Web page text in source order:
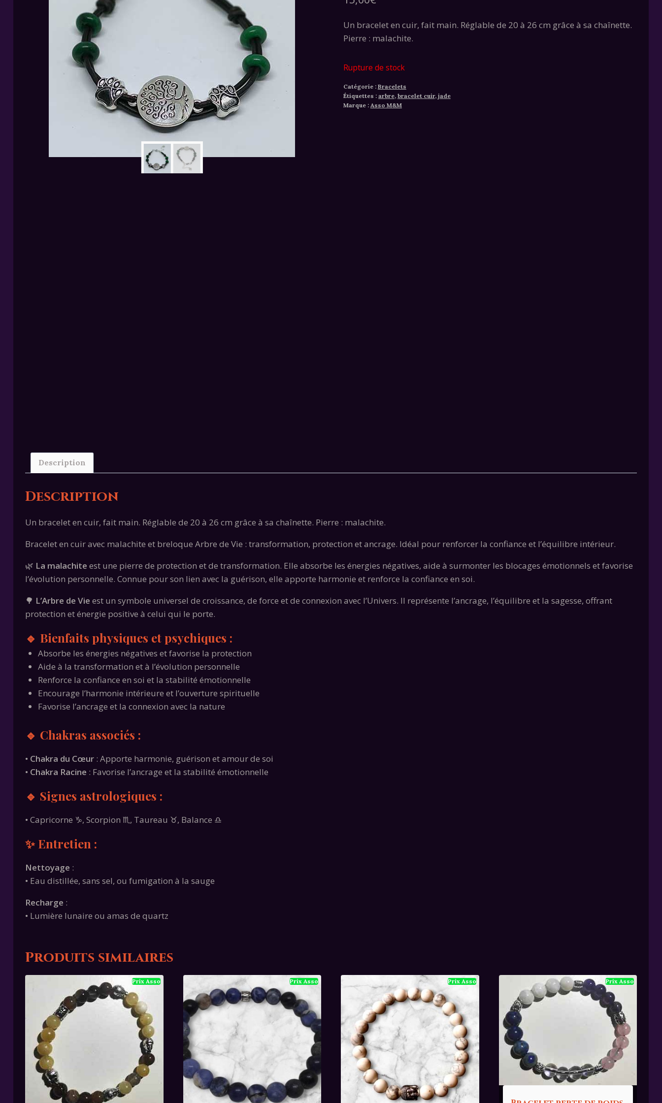
Un bracelet en cuir, fait main. Réglable de 20 à 26 cm grâce à sa chaînette.
Pierre : malachite.
Rupture de stock
Catégorie : Bracelets
Étiquettes : arbre, bracelet cuir, jade
Marque : Asso M&M
Description
Description
Un bracelet en cuir, fait main. Réglable de 20 à 26 cm grâce à sa chaînette. Pierre : malachite.
Bracelet en cuir avec malachite et breloque Arbre de Vie : transformation, protection et ancrage. Idéal pour renforcer la confiance et l’équilibre intérieur.
🌿 La malachite est une pierre de protection et de transformation. Elle absorbe les énergies négatives, aide à surmonter les blocages émotionnels et favorise
l’évolution personnelle. Connue pour son lien avec la guérison, elle apporte harmonie et renforce la confiance en soi.
🌳 L’Arbre de Vie est un symbole universel de croissance, de force et de connexion avec l’Univers. Il représente l’ancrage, l’équilibre et la sagesse, offrant
protection et énergie positive à celui qui le porte.
🔹 Bienfaits physiques et psychiques :
Absorbe les énergies négatives et favorise la protection
Aide à la transformation et à l’évolution personnelle
Renforce la confiance en soi et la stabilité émotionnelle
Encourage l’harmonie intérieure et l’ouverture spirituelle
Favorise l’ancrage et la connexion avec la nature
🔹 Chakras associés :
• Chakra du Cœur : Apporte harmonie, guérison et amour de soi
• Chakra Racine : Favorise l’ancrage et la stabilité émotionnelle
🔹 Signes astrologiques :
• Capricorne ♑, Scorpion ♏, Taureau ♉, Balance ♎
✨ Entretien :
Nettoyage :
• Eau distillée, sans sel, ou fumigation à la sauge
Recharge :
• Lumière lunaire ou amas de quartz
Produits similaires